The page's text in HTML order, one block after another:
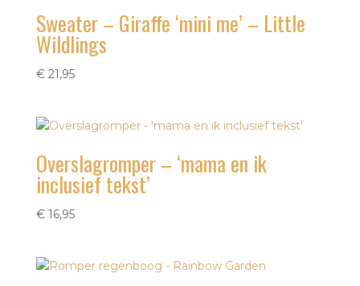
Sweater – Giraffe ‘mini me’ – Little
Wildlings
€21,95
Overslagromper – ‘mama en ik
inclusief tekst’
€16,95